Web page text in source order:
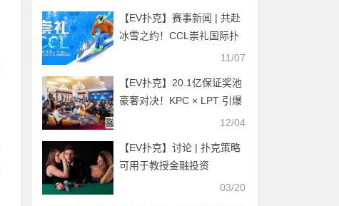
【EV扑克】赛事新闻 | 共赴
冰雪之约！CCL崇礼国际扑
克大赛赛事发布（11月2511/07
【EV扑克】20.1亿保证奖池
豪奢对决！KPC × LPT 引爆
济州｜首日大菠萝单挑上限
12/04
【EV扑克】讨论 | 扑克策略
可用于教授金融投资
03/20